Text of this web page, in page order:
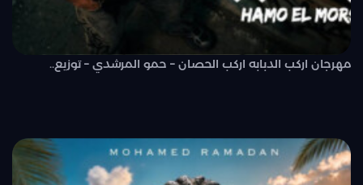
مهرجان اركب الدبابه اركب الحصان – حمو المرشدي – توزيع..